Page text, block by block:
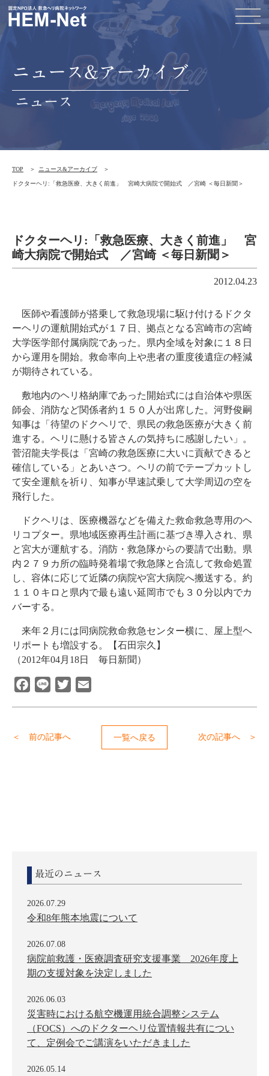
ニュース&アーカイブ
ニュース
TOP ニュース&アーカイブ
ドクターヘリ:「救急医療、大きく前進」 宮崎大病院で開始式 ／宮崎 ＜毎日新聞＞
ドクターヘリ:「救急医療、大きく前進」 宮
崎大病院で開始式 ／宮崎 ＜毎日新聞＞
2012.04.23
医師や看護師が搭乗して救急現場に駆け付けるドクタ
ーヘリの運航開始式が１７日、拠点となる宮崎市の宮崎
大学医学部付属病院であった。県内全域を対象に１８日
から運用を開始。救命率向上や患者の重度後遺症の軽減
が期待されている。
敷地内のヘリ格納庫であった開始式には自治体や県医
師会、消防など関係者約１５０人が出席した。河野俊嗣
知事は「待望のドクヘリで、県民の救急医療が大きく前
進する。ヘリに懸ける皆さんの気持ちに感謝したい」。
菅沼龍夫学長は「宮崎の救急医療に大いに貢献できると
確信している」とあいさつ。ヘリの前でテープカットし
て安全運航を祈り、知事が早速試乗して大学周辺の空を
飛行した。
ドクヘリは、医療機器などを備えた救命救急専用のヘ
リコプター。県地域医療再生計画に基づき導入され、県
と宮大が運航する。消防・救急隊からの要請で出動。県
内２７９カ所の臨時発着場で救急隊と合流して救命処置
し、容体に応じて近隣の病院や宮大病院へ搬送する。約
１１０キロと県内で最も遠い延岡市でも３０分以内でカ
バーする。
来年２月には同病院救命救急センター横に、屋上型ヘ
リポートも増設する。【石田宗久】
（2012年04月18日 毎日新聞）
Facebook
Line Twitter
＜ 前の記事へ 一覧へ戻る 次の記事へ ＞
最近のニュース
2026.07.29
令和8年熊本地震について
2026.07.08
病院前救護・医療調査研究支援事業 2026年度上
期の支援対象を決定しました
2026.06.03
災害時における航空機運用統合調整システム
（FOCS）へのドクターヘリ位置情報共有につい
て、定例会でご講演をいただきました
2026.05.14